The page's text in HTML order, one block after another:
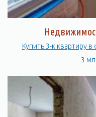
Купить 3-к квартиру
3